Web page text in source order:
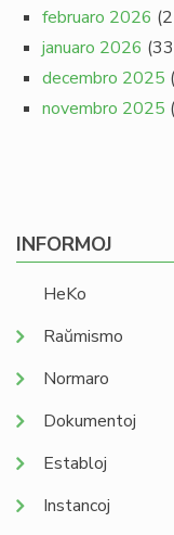
februaro 2026
januaro 2026
decembro 2025
novembro 2025
INFORMOJ
HeKo
Raŭmismo
Normaro
Dokumentoj
Establoj
Instancoj